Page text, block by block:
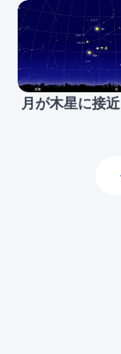
月が木星に接近